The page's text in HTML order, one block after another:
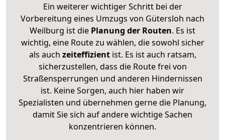
Ein weiterer wichtiger Schritt bei der
Vorbereitung eines Umzugs von Gütersloh nach
Weilburg ist die Planung der Routen. Es ist
wichtig, eine Route zu wählen, die sowohl sicher
als auch zeiteffizientist. Es ist auch ratsam,
sicherzustellen, dass die Route frei von
Straßensperrungen und anderen Hindernissen
ist. Keine Sorgen, auch hier haben wir
Spezialisten und übernehmen gerne die Planung,
damit Sie sich auf andere wichtige Sachen
konzentrieren können.